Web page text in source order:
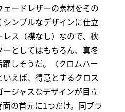
ードレザーの素材をその
シンプルなデザインに仕立
ス（襟なし）なので、秋
としてはもちろん、真冬
しそうだ。〈クロムハー
えば、得意とするクロス
ジャスなデザインが目立
の首元に1つだけ。同ブラ